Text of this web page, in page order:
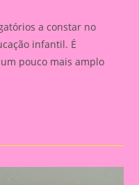
a constar no
infantil. É
pouco mais amplo